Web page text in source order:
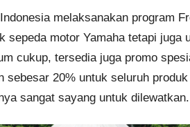
melaksanakan program
sepeda motor Yamaha tetapi juga
cukup, tersedia juga promo
sebesar 20% untuk seluruh
sangat sayang untuk dilewatkan.